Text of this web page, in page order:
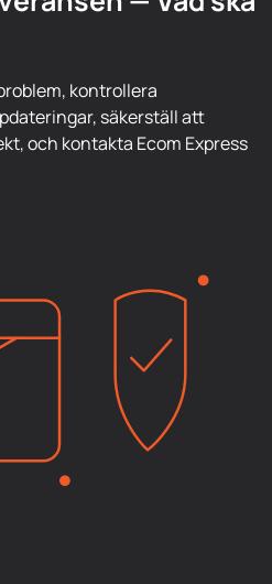
kontrollera
säkerställ att
och kontakta Ecom Express